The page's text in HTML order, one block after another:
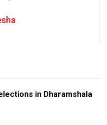
in Dharamshala